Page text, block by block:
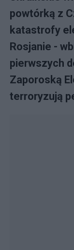
powtórką z
katastrofy
Rosjanie -
pierwszych
Zaporoską
terroryzują